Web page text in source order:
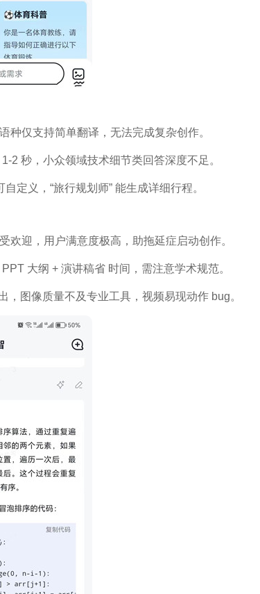
种仅支持简单翻译，无法完成复杂创作。
2 秒，小众领域技术细节类回答深度不足。
定义，“旅行规划师” 能生成详细行程。
欢迎，用户满意度极高，助拖延症启动创作。
大纲 + 演讲稿省 时间，需注意学术规范。
图像质量不及专业工具，视频易现动作 bug。